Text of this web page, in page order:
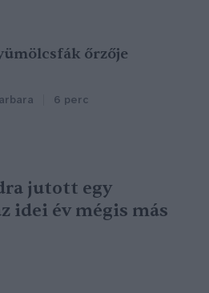
őrzője
6 perc
jutott egy
idei év mégis más